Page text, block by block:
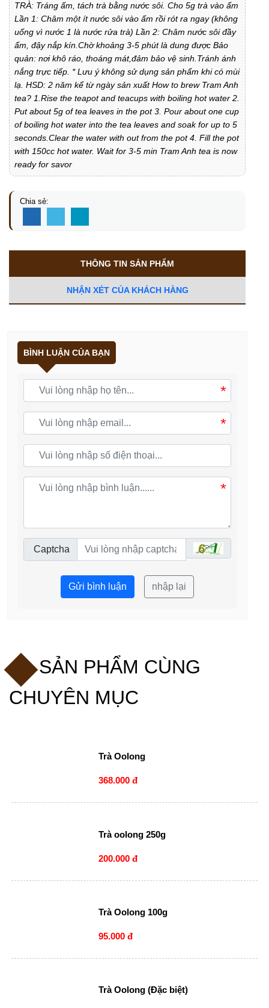
TRÀ: Tráng ấm, tách trà bằng nước sôi. Cho 5g trà vào ấm
Lần 1: Châm một ít nước sôi vào ấm rồi rót ra ngay (không
uống vì nước 1 là nước rửa trà) Lần 2: Châm nước sôi đầy
ấm, đậy nắp kín.Chờ khoảng 3-5 phút là dung được Bảo
quản: nơi khô ráo, thoáng mát,đảm bảo vệ sinh.Tránh ánh
nắng trực tiếp. * Lưu ý không sử dụng sản phẩm khi có mùi
lạ. HSD: 2 năm kể từ ngày sản xuất How to brew Tram Anh
tea? 1.Rise the teapot and teacups with boiling hot water 2.
Put about 5g of tea leaves in the pot 3. Pour about one cup
of boiling hot water into the tea leaves and soak for up to 5
seconds.Clear the water with out from the pot 4. Fill the pot
with 150cc hot water. Wait for 3-5 min Tram Anh tea is now
ready for savor
Chia sẻ:
THÔNG TIN SẢN PHẨM
NHẬN XÉT CỦA KHÁCH HÀNG
BÌNH LUẬN CỦA BẠN
*
*
*
Captcha
Gửi bình luận nhập lại
SẢN PHẨM CÙNG
CHUYÊN MỤC
Trà Oolong
368.000 đ
Trà oolong 250g
200.000 đ
Trà Oolong 100g
95.000 đ
Trà Oolong (Đặc biệt)